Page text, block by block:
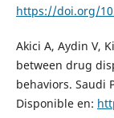
https://doi.org/
Akici A, Aydin V,
between drug
behaviors. Saudi
Disponible en: